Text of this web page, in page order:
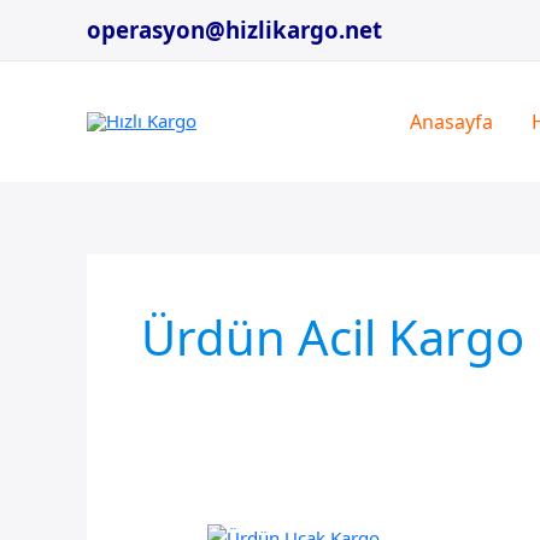
operasyon@hizlikargo.net
Anasayfa
Ürdün Acil Kargo